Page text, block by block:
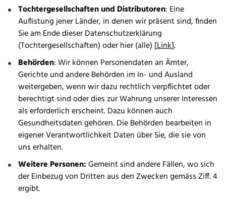
Tochtergesellschaften und Distributoren: Eine
Auflistung jener Länder, in denen wir präsent sind, finden
Sie am Ende dieser Datenschutzerklärung
(Tochtergesellschaften) oder hier (alle) [Link].
Behörden: Wir können Personendaten an Ämter,
Gerichte und andere Behörden im In- und Ausland
weitergeben, wenn wir dazu rechtlich verpflichtet oder
berechtigt sind oder dies zur Wahrung unserer Interessen
als erforderlich erscheint. Dazu können auch
Gesundheitsdaten gehören. Die Behörden bearbeiten in
eigener Verantwortlichkeit Daten über Sie, die sie von
uns erhalten.
Weitere Personen:Gemeint sind andere Fällen, wo sich
der Einbezug von Dritten aus den Zwecken gemäss Ziff. 4
ergibt.